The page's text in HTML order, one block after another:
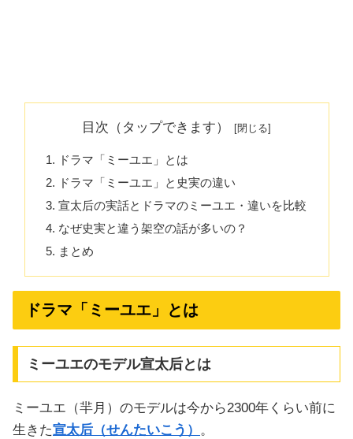
目次（タップできます）
ドラマ「ミーユエ」とは
ドラマ「ミーユエ」と史実の違い
宣太后の実話とドラマのミーユエ・違いを比較
なぜ史実と違う架空の話が多いの？
まとめ
ドラマ「ミーユエ」とは
ミーユエのモデル宣太后とは
ミーユエ（羋月）のモデルは今から2300年くらい前に
生きた宣太后（せんたいこう） 。